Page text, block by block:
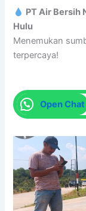
PT Air Bersih
Hulu
Menemukan
terpercaya!
Open Chat